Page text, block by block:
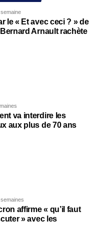
le « Et avec ceci ? » de
Arnault rachète
va interdire les
aux plus de 70 ans
affirme « qu’il faut
» avec les